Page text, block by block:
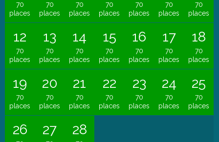
70
places
70
places
70
places
70
places
70
places
70
places
70
places
12
70
places
13
70
places
14
70
places
15
70
places
16
70
places
17
70
places
18
70
places
19
70
places
20
70
places
21
70
places
22
70
places
23
70
places
24
70
places
25
70
places
26 27 28